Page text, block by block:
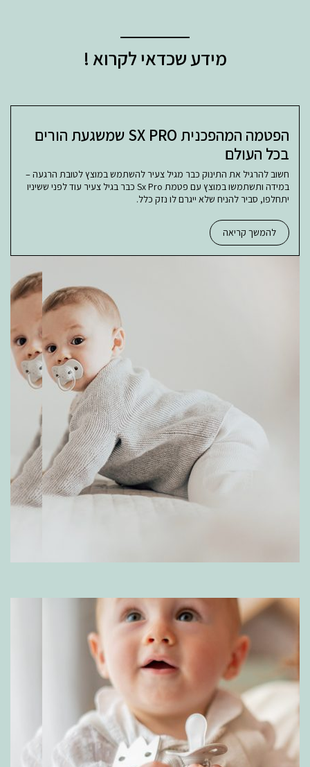
מידע שכדאי לקרוא !
הפטמה המהפכנית SX PRO שמשגעת הורים
בכל העולם
חשוב להרגיל את התינוק כבר מגיל צעיר להשתמש במוצץ לטובת הרגעה –
במידה ותשתמשו במוצץ עם פטמת Sx Pro כבר בגיל צעיר עוד לפני ששיניו
יתחלפו, סביר להניח שלא ייגרם לו נזק כלל.
להמשך קריאה